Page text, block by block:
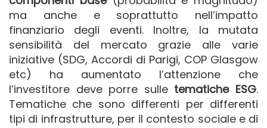
ma anche e soprattutto nell’impatto
finanziario degli eventi. Inoltre, la mutata
sensibilità del mercato grazie alle varie
iniziative (SDG, Accordi di Parigi, COP Glasgow
etc) ha aumentato l’attenzione che
l’investitore deve porre sulle tematiche ESG.
Tematiche che sono differenti per differenti
tipi di infrastrutture, per il contesto sociale e di